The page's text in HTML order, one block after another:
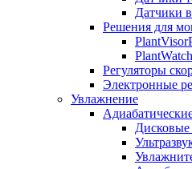
Датчики
Решения для
Регуляторы
Электронные
Увлажнение